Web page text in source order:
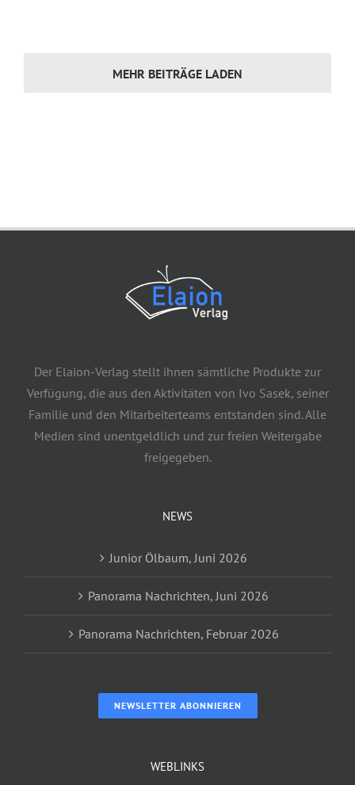
MEHR BEITRÄGE LADEN
Der Elaion-Verlag stellt ihnen sämtliche Produkte zur
Verfügung, die aus den Aktivitäten von Ivo Sasek, seiner
Familie und den Mitarbeiterteams entstanden sind. Alle
Medien sind unentgeldlich und zur freien Weitergabe
freigegeben.
NEWS
Junior Ölbaum, Juni 2026
Panorama Nachrichten, Juni 2026
Panorama Nachrichten, Februar 2026
NEWSLETTER ABONNIEREN
WEBLINKS